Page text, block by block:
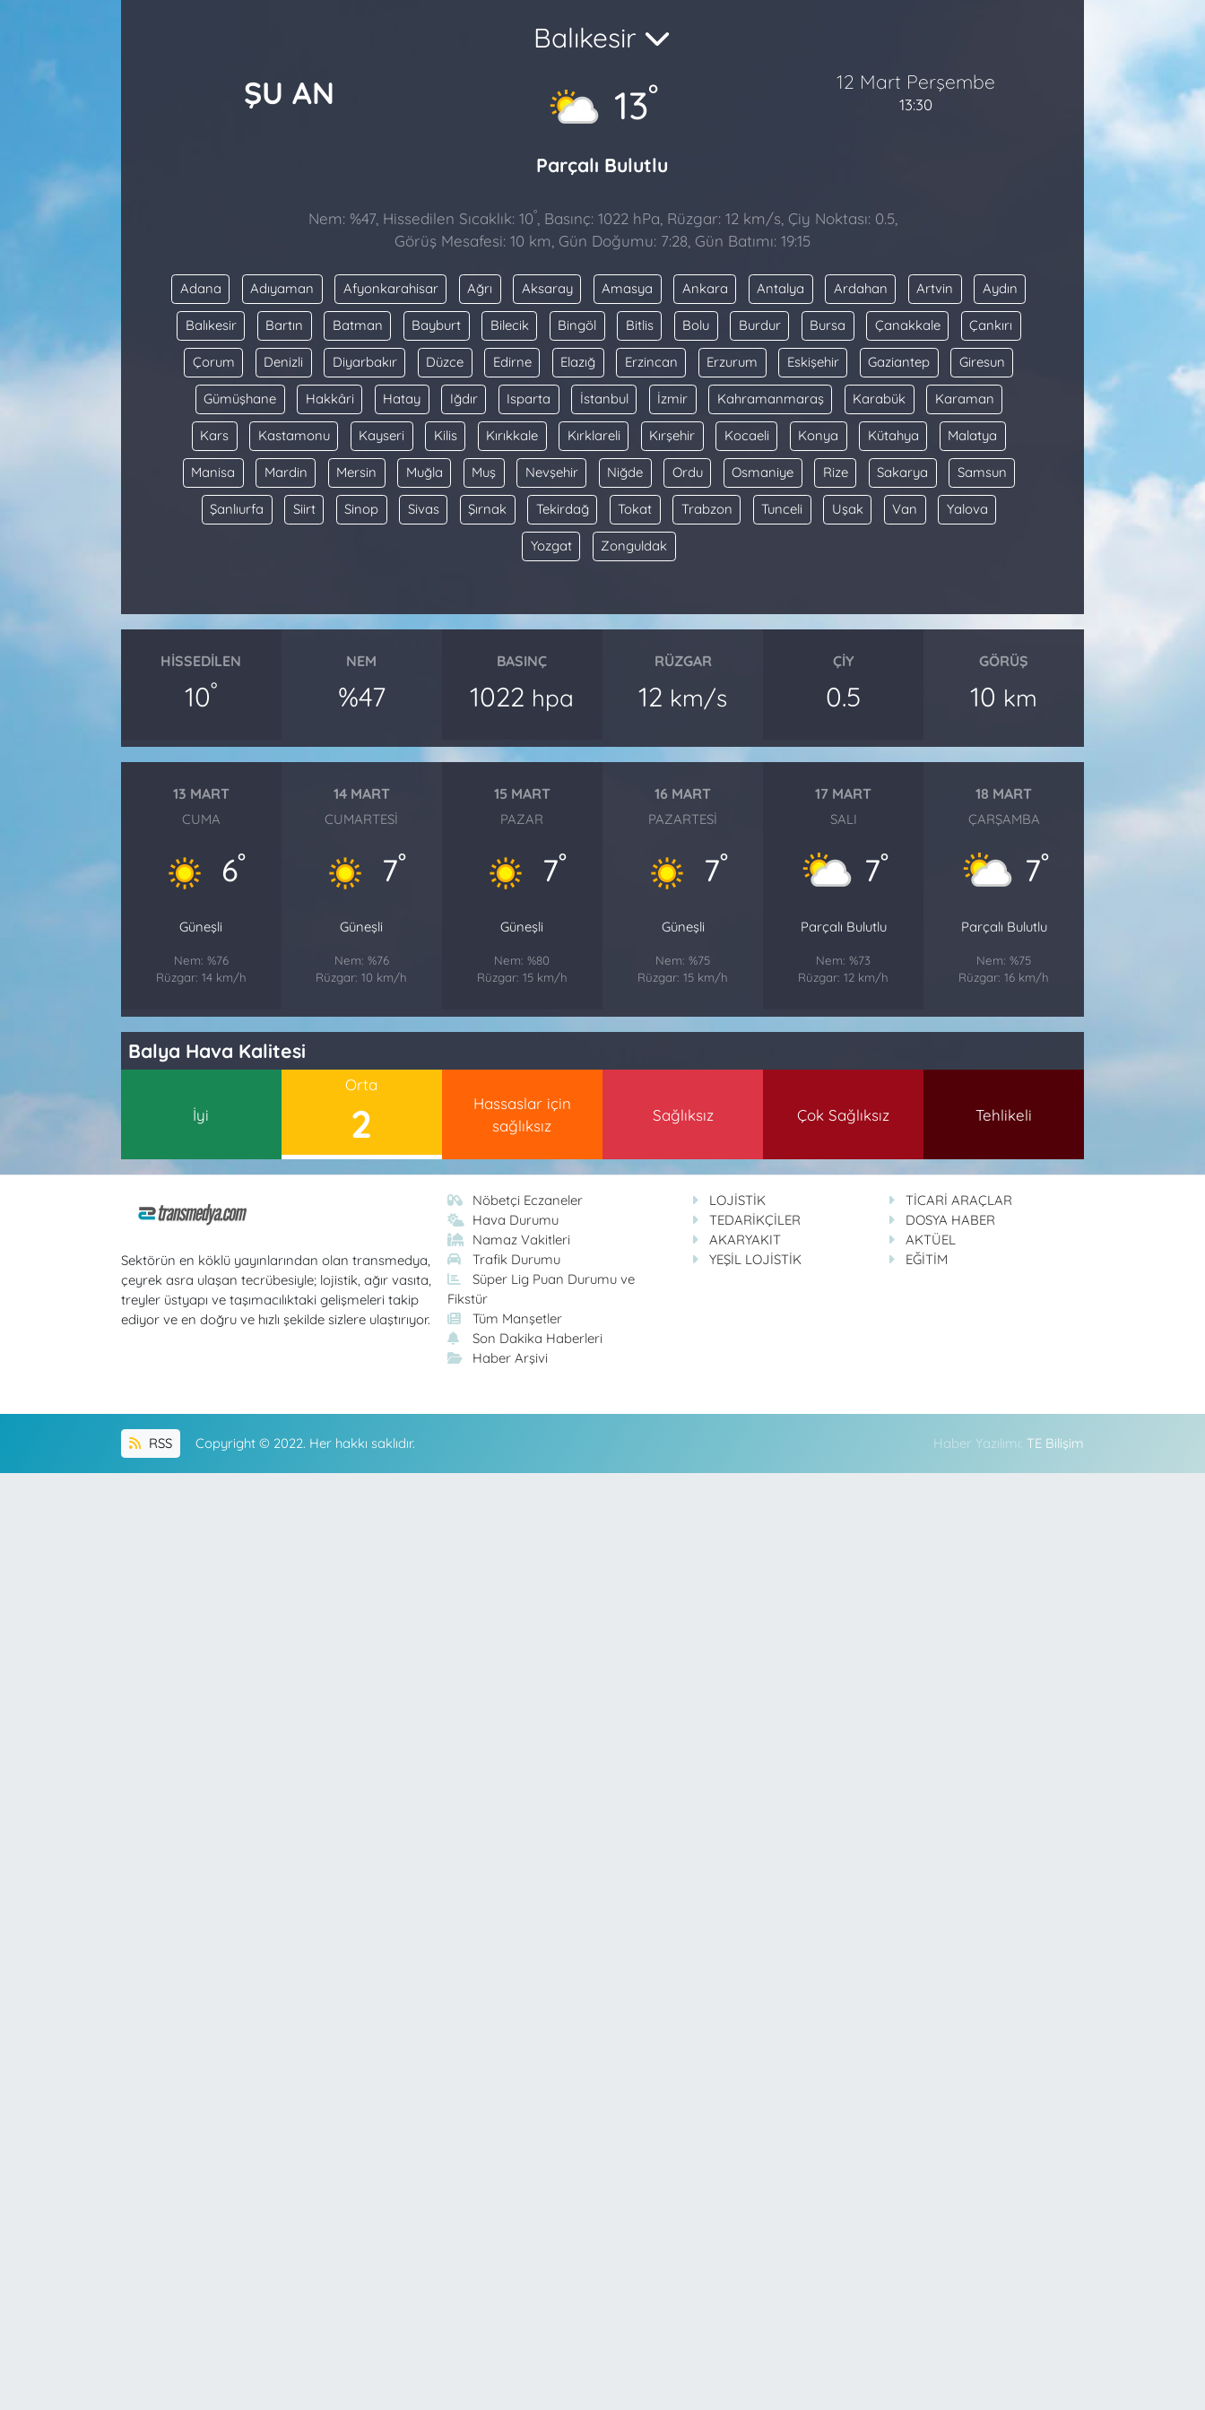
ŞU AN
Balıkesir
13°
Parçalı Bulutlu
12 Mart Perşembe
13:30
Nem: %47, Hissedilen Sıcaklık: 10°, Basınç: 1022 hPa, Rüzgar: 12 km/s, Çiy Noktası: 0.5,
Görüş Mesafesi: 10 km, Gün Doğumu: 7:28, Gün Batımı: 19:15
Adana Adıyaman Afyonkarahisar Ağrı Aksaray Amasya Ankara Antalya Ardahan Artvin Aydın
Balıkesir Bartın Batman Bayburt Bilecik Bingöl Bitlis Bolu Burdur Bursa Çanakkale Çankırı
Çorum Denizli Diyarbakır Düzce Edirne Elazığ Erzincan Erzurum Eskişehir Gaziantep Giresun
Gümüşhane Hakkâri Hatay Iğdır Isparta İstanbul İzmir Kahramanmaraş Karabük Karaman
Kars Kastamonu Kayseri Kilis Kırıkkale Kırklareli Kırşehir Kocaeli Konya Kütahya Malatya
Manisa Mardin Mersin Muğla Muş Nevşehir Niğde Ordu Osmaniye Rize Sakarya Samsun
Şanlıurfa Siirt Sinop Sivas Şırnak Tekirdağ Tokat Trabzon Tunceli Uşak Van Yalova
Yozgat Zonguldak
HISSEDILEN
10°
NEM
%47
BASINÇ
1022 hpa
RÜZGAR
12 km/s
ÇIY
0.5
GÖRÜŞ
10 km
13 MART
CUMA
6°
Güneşli
Nem: %76
Rüzgar: 14 km/h
14 MART
CUMARTESI
7°
Güneşli
Nem: %76
Rüzgar: 10 km/h
15 MART
PAZAR
7°
Güneşli
Nem: %80
Rüzgar: 15 km/h
16 MART
PAZARTESI
7°
Güneşli
Nem: %75
Rüzgar: 15 km/h
17 MART
SALI
7°
Parçalı Bulutlu
Nem: %73
Rüzgar: 12 km/h
18 MART
ÇARŞAMBA
7°
Parçalı Bulutlu
Nem: %75
Rüzgar: 16 km/h
Balya Hava Kalitesi
İyi
Orta
2
Hassaslar için
sağlıksız
Sağlıksız Çok Sağlıksız Tehlikeli
Sektörün en köklü yayınlarından olan transmedya,
çeyrek asra ulaşan tecrübesiyle; lojistik, ağır vasıta,
treyler üstyapı ve taşımacılıktaki gelişmeleri takip
ediyor ve en doğru ve hızlı şekilde sizlere ulaştırıyor.
Nöbetçi Eczaneler
Hava Durumu
Namaz Vakitleri
Trafik Durumu
Süper Lig Puan Durumu ve
Fikstür
Tüm Manşetler
Son Dakika Haberleri
Haber Arşivi
LOJİSTİK
TİCARİ ARAÇLAR
TEDARİKÇİLER
DOSYA HABER
AKARYAKIT
AKTÜEL
YEŞİL LOJİSTİK
EĞİTİM
RSS Copyright © 2022. Her hakkı saklıdır. Haber Yazılımı: TE Bilişim